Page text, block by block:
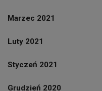
Marzec 2021
Luty 2021
Styczeń 2021
Grudzień 2020